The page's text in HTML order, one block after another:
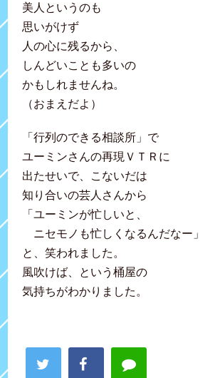
美人というのも
思いがけず
人の心に残るから、
しんどいことも多いの
かもしれませんね。
（おまえだよ）
「行列のできる相談所」で
ユーミンさんの再現ＶＴＲに
出たせいで、こないだは
知り合いの芸人さんから
「ユーミンが忙しいと、
ニセモノも忙しくなるんだなー」
と、笑われました。
風吹けば、という桶屋の
気持ちがわかりました。